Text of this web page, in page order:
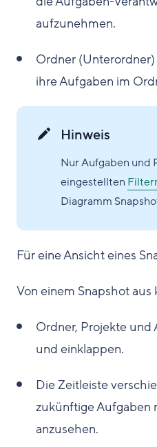
aufzunehmen.
Ordner
ihre Aufgaben im
Hinweis
Nur Aufgaben und
eingestellten
Diagramm
Für eine Ansicht eines
Von einem Snapshot aus
Ordner, Projekte und
und einklappen.
Die Zeitleiste
zukünftige Aufgaben
anzusehen.